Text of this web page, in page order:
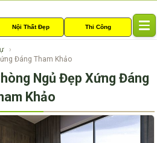
Nội Thất Đẹp Thi Công
l
a
v
Đáng Tham Khảo
Ngủ Đẹp Xứng Đáng
Khảo